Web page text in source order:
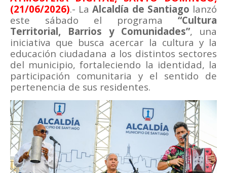
(21/06/2026).- LaAlcaldía de Santiago lanzó
este sábado el programa “Cultura
Territorial, Barrios y Comunidades”, una
iniciativa que busca acercar la cultura y la
educación ciudadana a los distintos sectores
del municipio, fortaleciendo la identidad, la
participación comunitaria y el sentido de
pertenencia de sus residentes.